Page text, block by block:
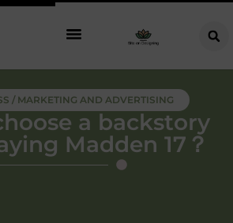
/ MARKETING AND ADVERTISING
a backstory
Madden 17？